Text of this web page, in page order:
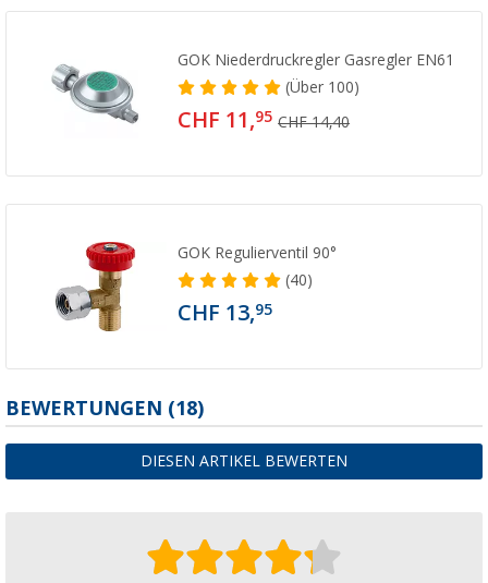
GOK Niederdruckregler Gasregler EN61
(Über100)
CHF 11,95 CHF 14,40
GOK Regulierventil 90°
(40)
CHF 13,95
BEWERTUNGEN (18)
DIESEN ARTIKEL BEWERTEN